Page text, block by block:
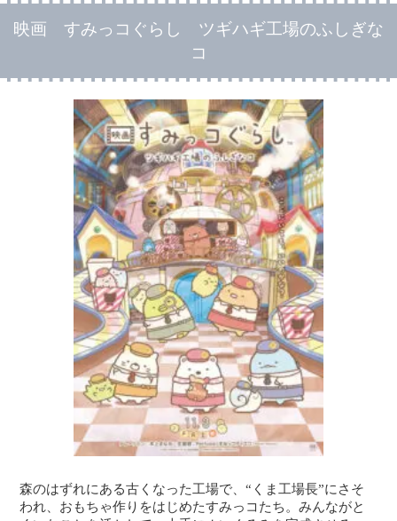
映画 すみっコぐらし ツギハギ工場のふしぎな
コ
森のはずれにある古くなった工場で、“くま工場長”にさそ
われ、おもちゃ作りをはじめたすみっコたち。みんながと